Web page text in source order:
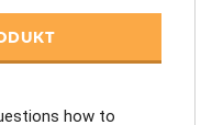
how to